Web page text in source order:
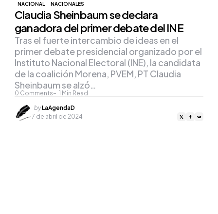
NACIONAL NACIONALES
Claudia Sheinbaum se declara
ganadora del primer debate del INE
0 Comments 1 Min Read
Tras el fuerte intercambio de ideas en el
primer debate presidencial organizado por el
Instituto Nacional Electoral (INE), la candidata
de la coalición Morena, PVEM, PT Claudia
Sheinbaum se alzó…
Posted
by
byLaAgendaD
7 de abril de 2024